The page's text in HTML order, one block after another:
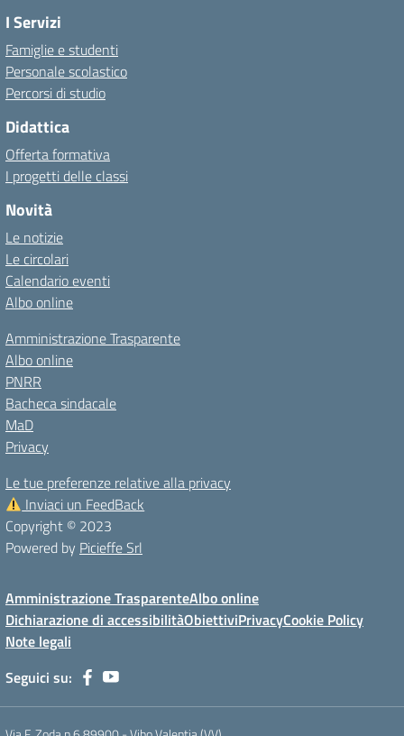
I Servizi
Famiglie e studenti
Personale scolastico
Percorsi di studio
Didattica
Offerta formativa
I progetti delle classi
Novità
Le notizie
Le circolari
Calendario eventi
Albo online
Amministrazione Trasparente
Albo online
PNRR
Bacheca sindacale
MaD
Privacy
Le tue preferenze relative alla privacy
Inviaci un FeedBack
Copyright © 2023
Powered by Picieffe Srl
Amministrazione TrasparenteAlbo online
Dichiarazione di accessibilitàObiettiviPrivacyCookie Policy
Note legali
Seguici su: